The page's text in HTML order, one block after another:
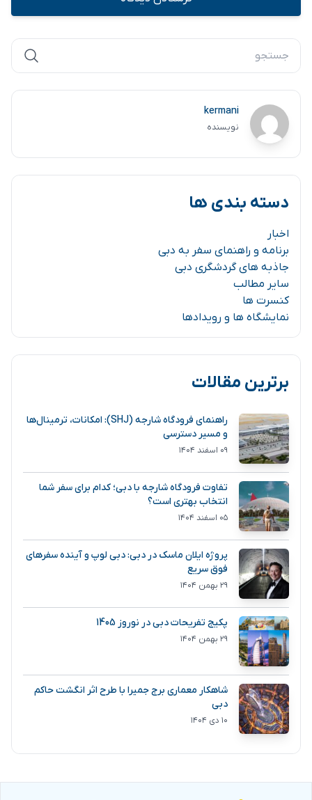
kermani
نویسنده
دسته بندی ها
اخبار
برنامه و راهنمای سفر به دبی
جاذبه های گردشگری دبی
سایر مطالب
کنسرت ها
نمایشگاه ها و رویدادها
برترین مقالات
راهنمای فرودگاه شارجه (SHJ): امکانات، ترمینال‌ها
و مسیر دسترسی
۰۹ اسفند ۱۴۰۴
تفاوت فرودگاه شارجه با دبی؛ کدام برای سفر شما
انتخاب بهتری است؟
۰۵ اسفند ۱۴۰۴
پروژه ایلان ماسک در دبی: دبی لوپ و آینده سفرهای
فوق سریع
۲۹ بهمن ۱۴۰۴
پکیج تفریحات دبی در نوروز 1405
۲۹ بهمن ۱۴۰۴
شاهکار معماری برج جمیرا با طرح اثر انگشت حاکم
دبی
۱۰ دی ۱۴۰۴